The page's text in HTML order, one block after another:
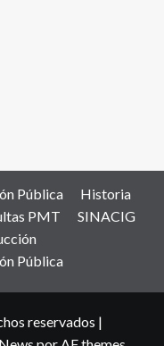
Pública
Historia
PMT
SINACIG
Pública
reservados |